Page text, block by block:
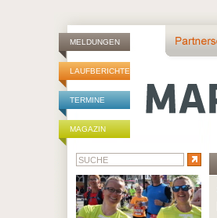
MELDUNGEN
LAUFBERICHTE
TERMINE
MAGAZIN